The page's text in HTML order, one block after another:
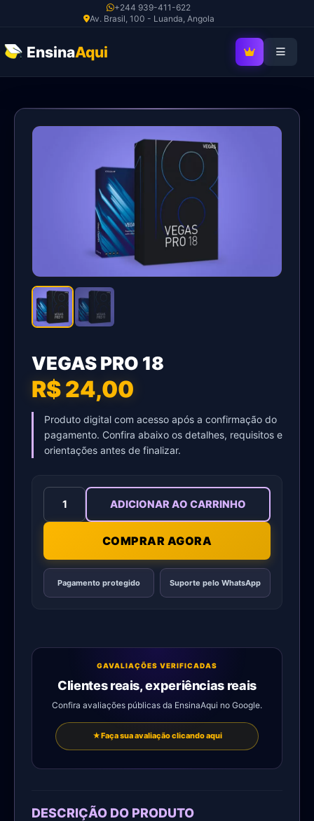
+244 939-411-622
Av. Brasil, 100 - Luanda, Angola
EnsinaAqui SEJA MEMBRO
o
conteúdo
VEGAS PRO 18
R$ 24,00
Produto digital com acesso após a confirmação do
pagamento. Confira abaixo os detalhes, requisitos e
orientações antes de finalizar.
quantidade
ADICIONAR AO CARRINHO
COMPRAR AGORA
Pagamento protegido Suporte pelo WhatsApp
GAVALIAÇÕES VERIFICADAS
Clientes reais, experiências reais
Confira avaliações públicas da EnsinaAqui no Google.
★Faça sua avaliação clicando aqui
DESCRIÇÃO DO PRODUTO